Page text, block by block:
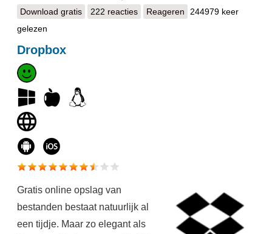
Download gratisOpera
222 reacties Reageren
244979 keer
gelezen
Dropbox
Gratis online opslag van
bestanden bestaat natuurlijk al
een tijdje. Maar zo elegant als